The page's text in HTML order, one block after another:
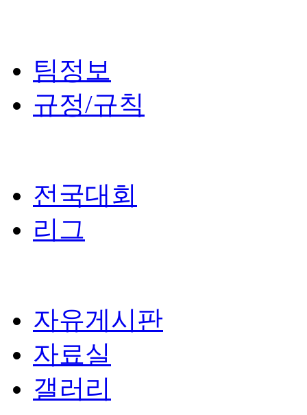
팀정보
규정/규칙
전국대회
리그
자유게시판
자료실
갤러리